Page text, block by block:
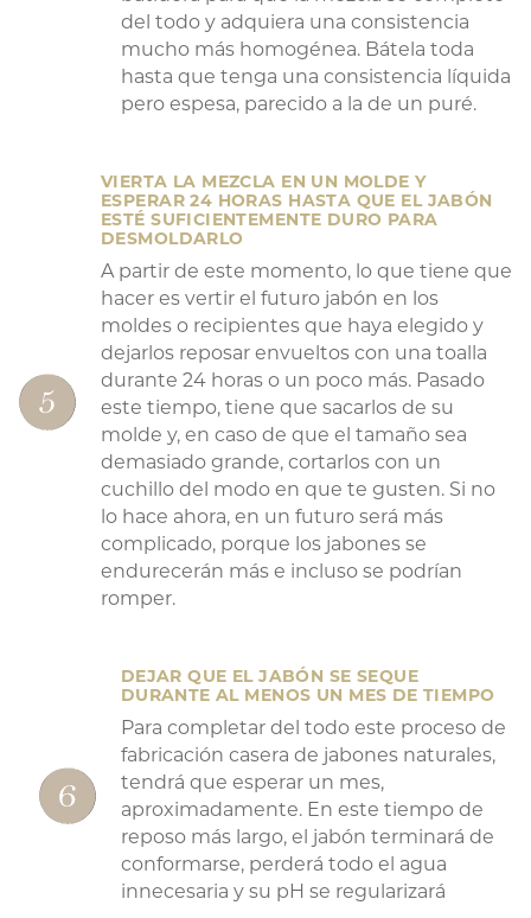
del todo y adquiera una consistencia
mucho más homogénea. Bátela toda
hasta que tenga una consistencia líquida
pero espesa, parecido a la de un puré.
VIERTA LA MEZCLA EN UN MOLDE Y
ESPERAR 24 HORAS HASTA QUE EL JABÓN
ESTÉ SUFICIENTEMENTE DURO PARA
DESMOLDARLO
A partir de este momento, lo que tiene que
hacer es vertir el futuro jabón en los
moldes o recipientes que haya elegido y
dejarlos reposar envueltos con una toalla
durante 24 horas o un poco más. Pasado
este tiempo, tiene que sacarlos de su
molde y, en caso de que el tamaño sea
demasiado grande, cortarlos con un
cuchillo del modo en que te gusten. Si no
lo hace ahora, en un futuro será más
complicado, porque los jabones se
endurecerán más e incluso se podrían
romper.
DEJAR QUE EL JABÓN SE SEQUE
DURANTE AL MENOS UN MES DE TIEMPO
Para completar del todo este proceso de
fabricación casera de jabones naturales,
tendrá que esperar un mes,
aproximadamente. En este tiempo de
reposo más largo, el jabón terminará de
conformarse, perderá todo el agua
innecesaria y su pH se regularizará